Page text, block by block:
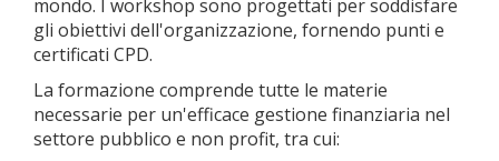
mondo. I workshop sono progettati per soddisfare
gli obiettivi dell'organizzazione, fornendo punti e
certificati CPD.
La formazione comprende tutte le materie
necessarie per un'efficace gestione finanziaria nel
settore pubblico e non profit, tra cui: